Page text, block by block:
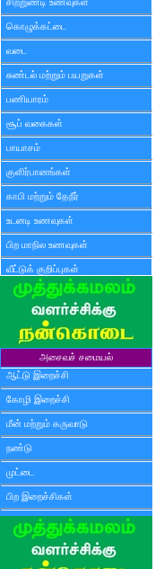
கொழுக்கட்டை
வடை
சுண்டல் மற்றும் பயறுகள்
பணியாரம்
சூப் வகைகள்
பாயாசம்
குளிர்பானங்கள்
காபி மற்றும் தேநீர்
உடனடி உணவுகள்
பிற மாநில உணவுகள்
வீட்டுக் குறிப்புகள்
அசைவச் சமையல்
ஆட்டு இறைச்சி
கோழி இறைச்சி
மீன் மற்றும் கருவாடு
நண்டு
முட்டை
பிற இறைச்சிகள்